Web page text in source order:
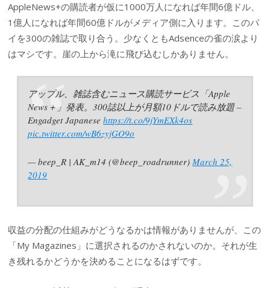
AppleNews+の購読者が仮に1000万人になれば年間6億ドル、
1億人になれば年間60億ドルがメディア側に入ります。このパ
イを300の雑誌で取り合う。少なくともAdsenceの雀の涙より
はマシです。崖の上から滝に飛び込むしかありません。
アップル、雑誌含むニュース購読サービス「Apple
News＋」発表。300誌以上が月額10ドルで読み放題 –
Engadget Japanesehttps://t.co/9jYmEXk4os
pic.twitter.com/wB6zyjGO9o
— beep_R | AK_m14 (@beep_roadrunner) March 25,
2019
収益の分配の仕組みがどうなるかは情報がありませんが、この
「My Magazines」に選択されるのかされないのか。それが生
き残れるかどうかを決めることになるはずです。